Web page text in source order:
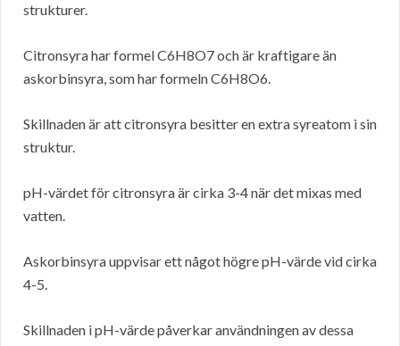
strukturer.
Citronsyra har formel C6H8O7 och är kraftigare än
askorbinsyra, som har formeln C6H8O6.
Skillnaden är att citronsyra besitter en extra syreatom i sin
struktur.
pH-värdet för citronsyra är cirka 3-4 när det mixas med
vatten.
Askorbinsyra uppvisar ett något högre pH-värde vid cirka
4-5.
Skillnaden i pH-värde påverkar användningen av dessa